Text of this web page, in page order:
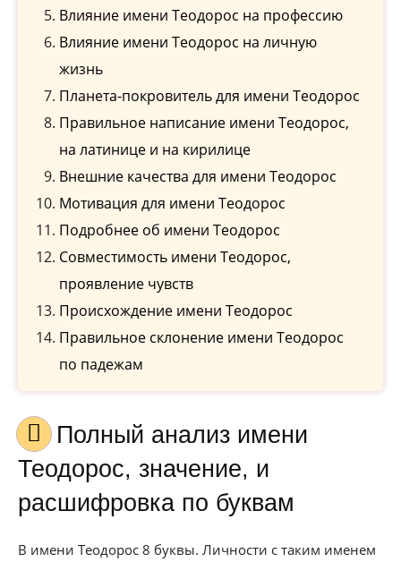
Влияние имени Теодорос на профессию
Влияние имени Теодорос на личную
жизнь
Планета-покровитель для имени Теодорос
Правильное написание имени Теодорос,
на латинице и на кирилице
Внешние качества для имени Теодорос
Мотивация для имени Теодорос
Подробнее об имени Теодорос
Совместимость имени Теодорос,
проявление чувств
Происхождение имени Теодорос
Правильное склонение имени Теодорос
по падежам
Полный анализ имени
Теодорос, значение, и
расшифровка по буквам
В имени Теодорос 8 буквы. Личности с таким именем